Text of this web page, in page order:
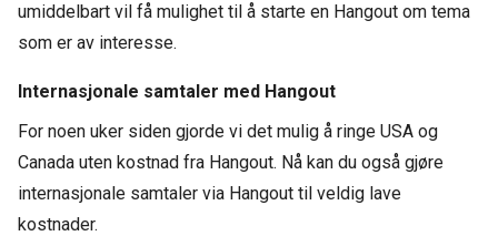
umiddelbart vil få mulighet til å starte en Hangout om tema
som er av interesse.
Internasjonale samtaler med Hangout
For noen uker siden gjorde vi det mulig å ringe USA og
Canada uten kostnad fra Hangout. Nå kan du også gjøre
internasjonale samtaler via Hangout til veldig lave
kostnader.